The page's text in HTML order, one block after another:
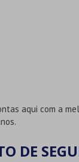
aqui com a
DE